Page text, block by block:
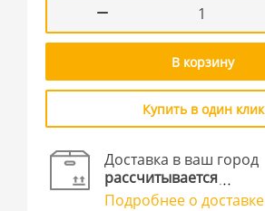
В корзину
Купить в один клик
Доставка в ваш город
рассчитывается
Подробнее о доставке